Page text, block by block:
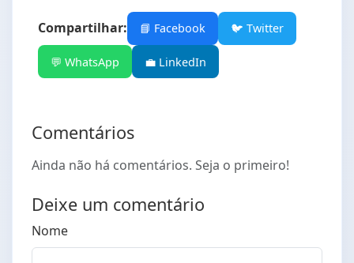
Compartilhar: 📘 Facebook 🐦 Twitter
💬 WhatsApp 💼 LinkedIn
Comentários
Ainda não há comentários. Seja o primeiro!
Deixe um comentário
Nome